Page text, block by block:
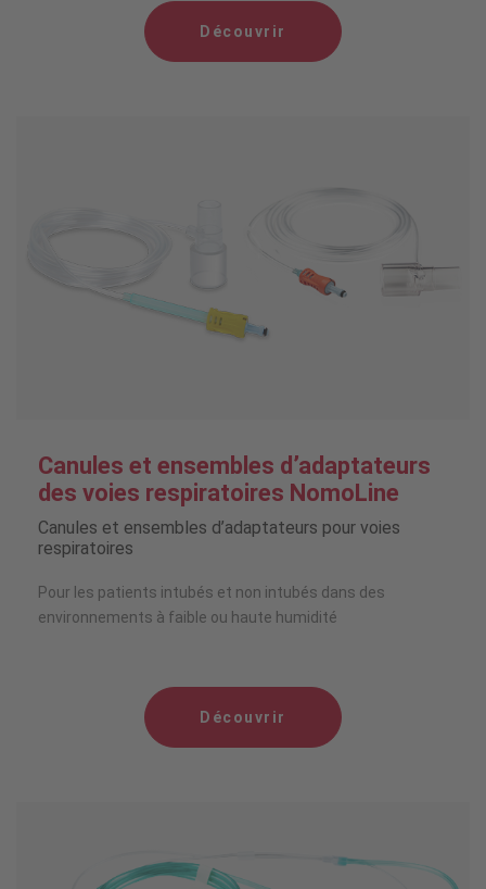
Découvrir
Canules et ensembles d’adaptateurs
des voies respiratoires NomoLine
Canules et ensembles d’adaptateurs pour voies
respiratoires
Pour les patients intubés et non intubés dans des
environnements à faible ou haute humidité
Découvrir